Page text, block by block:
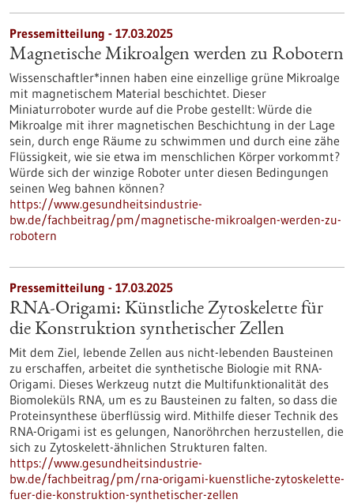
Pressemitteilung - 17.03.2025
Magnetische Mikroalgen werden zu Robotern
Wissenschaftler*innen haben eine einzellige grüne Mikroalge
mit magnetischem Material beschichtet. Dieser
Miniaturroboter wurde auf die Probe gestellt: Würde die
Mikroalge mit ihrer magnetischen Beschichtung in der Lage
sein, durch enge Räume zu schwimmen und durch eine zähe
Flüssigkeit, wie sie etwa im menschlichen Körper vorkommt?
Würde sich der winzige Roboter unter diesen Bedingungen
seinen Weg bahnen können?
https://www.gesundheitsindustrie-
bw.de/fachbeitrag/pm/magnetische-mikroalgen-werden-zu-
robotern
Pressemitteilung - 17.03.2025
RNA-Origami: Künstliche Zytoskelette für
die Konstruktion synthetischer Zellen
Mit dem Ziel, lebende Zellen aus nicht-lebenden Bausteinen
zu erschaffen, arbeitet die synthetische Biologie mit RNA-
Origami. Dieses Werkzeug nutzt die Multifunktionalität des
Biomoleküls RNA, um es zu Bausteinen zu falten, so dass die
Proteinsynthese überflüssig wird. Mithilfe dieser Technik des
RNA-Origami ist es gelungen, Nanoröhrchen herzustellen, die
sich zu Zytoskelett-ähnlichen Strukturen falten.
https://www.gesundheitsindustrie-
bw.de/fachbeitrag/pm/rna-origami-kuenstliche-zytoskelette-
fuer-die-konstruktion-synthetischer-zellen